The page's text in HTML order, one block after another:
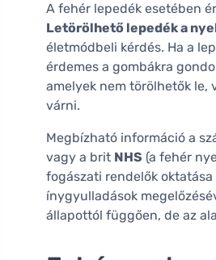
A fehér lepedék esetében
Letörölhető lepedék a
életmódbeli kérdés. Ha a
érdemes a gombákra
amelyek nem törölhetők le,
várni.
Megbízható információ a
vagy a brit NHS (a fehér
fogászati rendelők
ínygyulladások
állapottól függően, de az